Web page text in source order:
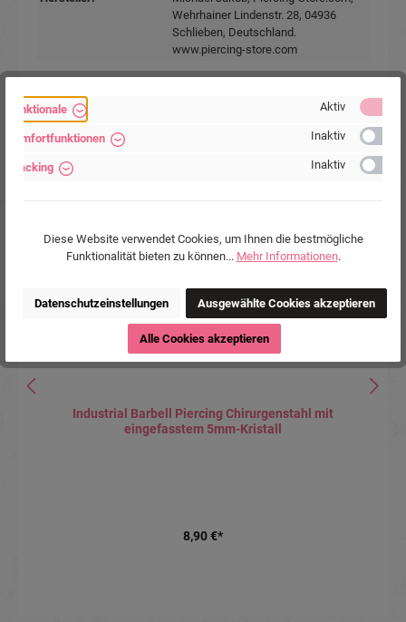
Wehrhainer Lindenstr. 28, 04936
Schlieben, Deutschland.
www.piercing-store.com
Industrial Barbell Piercing Chirurgenstahl mit
eingefasstem 5mm-Kristall
8,90 €*
Funktionale Aktiv
Komfortfunktionen Inaktiv
Tracking Inaktiv
Diese Website verwendet Cookies, um Ihnen die bestmögliche
Funktionalität bieten zu können... Mehr Informationen.
Datenschutzeinstellungen Ausgewählte Cookies akzeptieren
Alle Cookies akzeptieren